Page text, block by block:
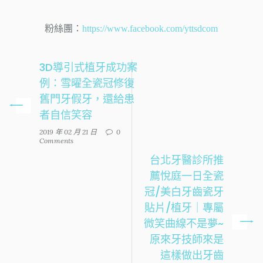
粉絲團：https://www.facebook.com/yttsdcom
3D導引式植牙成功案
例：雪曜全瓷冠修復
舊門牙假牙，還給患
者自信笑容
2019 年 02 月 21 日
0
Comments
台北牙醫診所推
薦悅庭一日全瓷
冠/美白牙齒瓷牙
貼片/植牙｜專屬
微笑曲線不是夢~
原來牙技師來是
這樣做出牙齒